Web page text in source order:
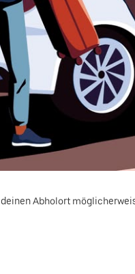
Abholort